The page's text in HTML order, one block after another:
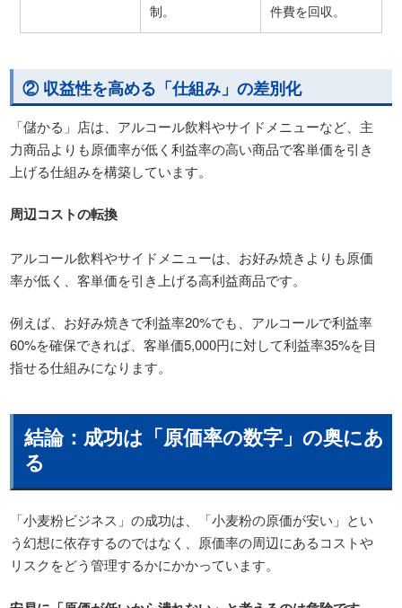
制。
件費を回収。
② 収益性を高める「仕組み」の差別化
「儲かる」店は、アルコール飲料やサイドメニューなど、主
力商品よりも原価率が低く利益率の高い商品で客単価を引き
上げる仕組みを構築しています。
周辺コストの転換
アルコール飲料やサイドメニューは、お好み焼きよりも原価
率が低く、客単価を引き上げる高利益商品です。
例えば、お好み焼きで利益率20%でも、アルコールで利益率
60%を確保できれば、客単価5,000円に対して利益率35%を目
指せる仕組みになります。
結論：成功は「原価率の数字」の奥にあ
る
「小麦粉ビジネス」の成功は、「小麦粉の原価が安い」とい
う幻想に依存するのではなく、原価率の周辺にあるコストや
リスクをどう管理するかにかかっています。